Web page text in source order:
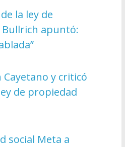
la ley de
apuntó:
Cayetano y criticó
de propiedad
social Meta a